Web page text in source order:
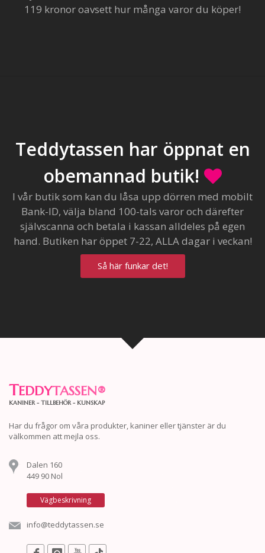
119 kronor oavsett hur många varor du köper!
Teddytassen har öppnat en
obemannad butik!
I vår butik som kan du låsa upp dörren med mobilt
Bank-ID, välja bland 100-tals varor och därefter
självscanna och betala i kassan alldeles på egen
hand. Butiken har öppet 7-22, ALLA dagar i veckan!
Så här funkar det!
TEDDYTASSEN®
KANINER - TILLBEHÖR - KUNSKAP
Har du frågor om våra produkter, kaniner eller tjänster är du
välkommen att mejla oss.
Dalen 160
449 90 Nol
Vägbeskrivning
info@teddytassen.se